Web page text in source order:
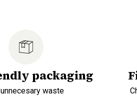
packaging
unnecesary waste